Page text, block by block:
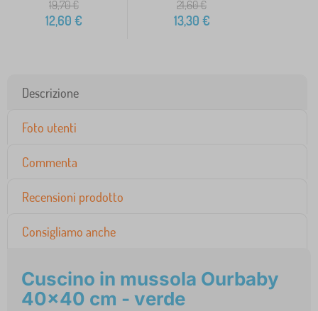
19,70€
12,60 €
21,60€
13,30 €
Descrizione
Foto utenti
Commenta
Recensioni prodotto
Consigliamo anche
Cuscino in mussola Ourbaby
40x40 cm - verde